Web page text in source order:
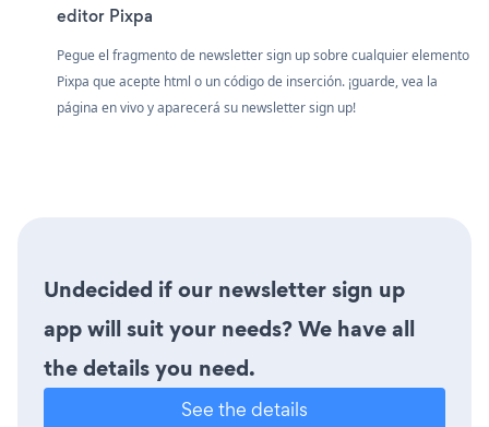
editor Pixpa
Pegue el fragmento de newsletter sign up sobre cualquier elemento
Pixpa que acepte html o un código de inserción. ¡guarde, vea la
página en vivo y aparecerá su newsletter sign up!
Undecided if our newsletter sign up
app will suit your needs? We have all
the details you need.
See the details